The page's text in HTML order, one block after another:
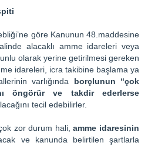
göre Kanunun 48.maddesine
alacaklı amme idareleri veya
olarak yerine getirilmesi gereken
idareleri, icra takibine başlama ya
varlığında borçlunun “çok
öngörür ve takdir ederlerse
tecil edebilirler.
zor durum hali,amme idaresinin
ve kanunda belirtilen şartlarla